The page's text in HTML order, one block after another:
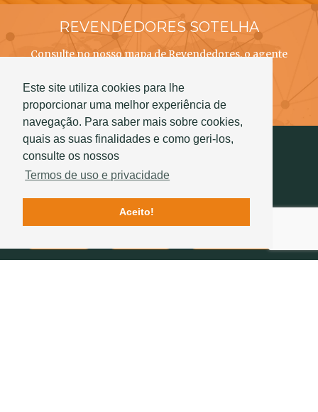
Este site utiliza cookies para lhe
proporcionar uma melhor experiência de
navegação. Para saber mais sobre cookies,
quais as suas finalidades e como geri-los,
consulte os nossos
Termos de uso e privacidade
Aceito!
REVENDEDORES SOTELHA
Consulte no nosso mapa de Revendedores, o agente
Saber mais